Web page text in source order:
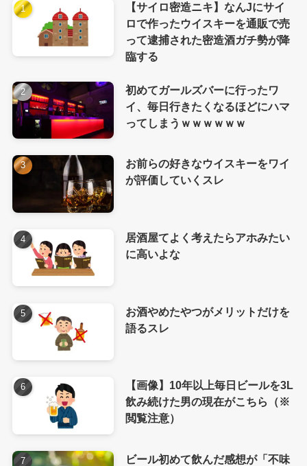
【サイロ密造ニキ】なんJにサイ
ロで作ったウイスキーを通販で売
って逮捕された密造酒ガチ勢が降
臨する
初めてガールズバーに行ったワ
イ、毎日行きたくなるほどにハマ
ってしまうｗｗｗｗｗｗ
お前らの好きなウイスキーをワイ
が評価していくスレ
居酒屋てよく考えたらアホみたい
に高いよな
お酒やめたやつがメリットだけを
語るスレ
【画像】10年以上毎日ビールを3L
飲み続けた男の現在がこちら（※
閲覧注意）
ビール初めて飲んだ感想が「不味